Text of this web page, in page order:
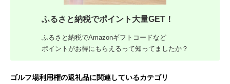
ふるさと納税でポイント大量GET！
ふるさと納税でAmazonギフトコードなど
ポイントがお得にもらえるって知ってましたか？
ゴルフ場利用権の返礼品に関連しているカテゴリ